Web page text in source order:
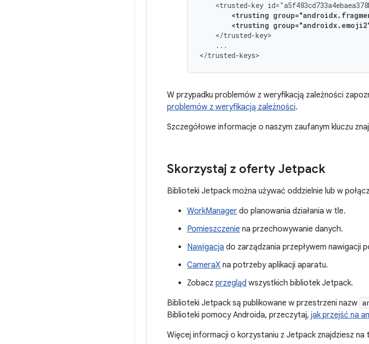
<trusted-key
<trusting
<trusting
...
W przypadku problemów z weryfikacją zależności
problemów z weryfikacją zależności.
Szczegółowe informacje o naszym zaufanym kluczu
Skorzystaj z oferty Jetpack
Biblioteki Jetpack można używać oddzielnie lub w
WorkManager do planowania działania w tle.
Pomieszczenie na przechowywanie danych.
Nawigacja do zarządzania przepływem nawigacji
CameraX na potrzeby aplikacji aparatu.
Zobacz przegląd wszystkich bibliotek Jetpack.
Biblioteki Jetpack są publikowane w przestrzeni nazw
Biblioteki pomocy Androida, przeczytaj, jak przejść na
Więcej informacji o korzystaniu z Jetpack znajdziesz